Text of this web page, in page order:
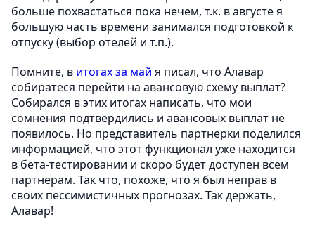
больше похвастаться пока нечем, т.к. в августе я
большую часть времени занимался подготовкой к
отпуску (выбор отелей и т.п.).
Помните, в итогах за май я писал, что Алавар
собиратеся перейти на авансовую схему выплат?
Собирался в этих итогах написать, что мои
сомнения подтвердились и авансовых выплат не
появилось. Но представитель партнерки поделился
информацией, что этот функционал уже находится
в бета-тестировании и скоро будет доступен всем
партнерам. Так что, похоже, что я был неправ в
своих пессимистичных прогнозах. Так держать,
Алавар!